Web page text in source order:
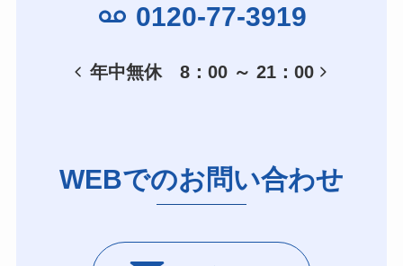
0120-77-3919
年中無休 8：00 ～ 21：00
WEBでのお問い合わせ